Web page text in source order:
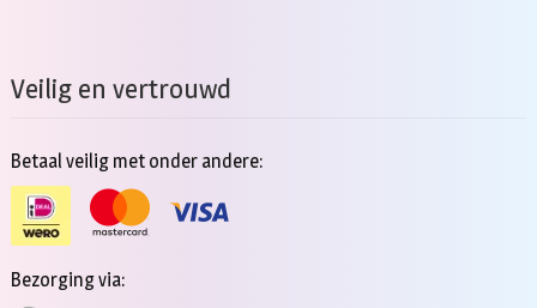
Veilig en vertrouwd
Betaal veilig met onder andere:
Bezorging via: